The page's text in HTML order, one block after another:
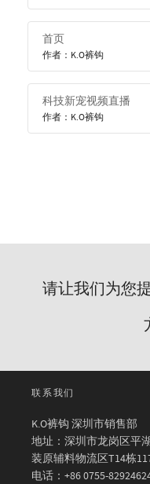
首页
作者：K.O裤钩
科技新宠视频直播
作者：K.O裤钩
请让我们为您
联系我们
K.O裤钩 深圳市销售部
地址：深圳市龙岗区平
装原辅料物流区T14栋
电话：+86 0755-